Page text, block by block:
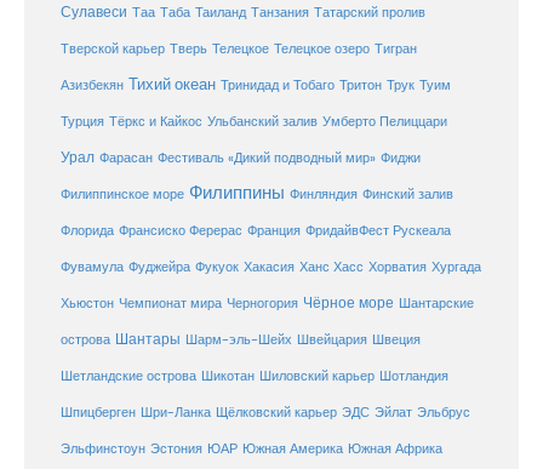
Сулавеси Таа Таба Таиланд Танзания Татарский пролив
Тверской карьер Тверь Телецкое Телецкое озеро Тигран
Азизбекян Тихий океан Тринидад и Тобаго Тритон Трук Туим
Турция Тёркс и Кайкос Ульбанский залив Умберто Пелиццари
Урал Фарасан Фестиваль «Дикий подводный мир» Фиджи
Филиппинское море Филиппины Финляндия Финский залив
Флорида Франсиско Ферерас Франция ФридайвФест Рускеала
Фувамула Фуджейра Фукуок Хакасия Ханс Хасс Хорватия Хургада
Хьюстон Чемпионат мира Черногория Чёрное море Шантарские
острова Шантары Шарм-эль-Шейх Швейцария Швеция
Шетландские острова Шикотан Шиловский карьер Шотландия
Шпицберген Шри-Ланка Щёлковский карьер ЭДС Эйлат Эльбрус
Эльфинстоун Эстония ЮАР Южная Америка Южная Африка